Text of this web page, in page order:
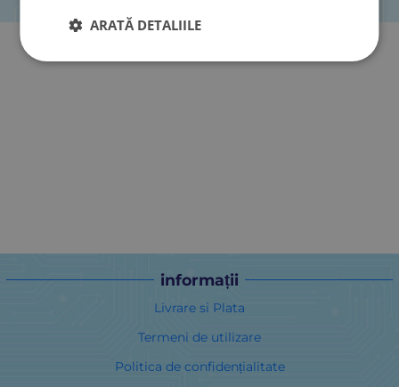
informații
Livrare si Plata
Termeni de utilizare
Politica de confidențialitate
ARATĂ DETALIILE